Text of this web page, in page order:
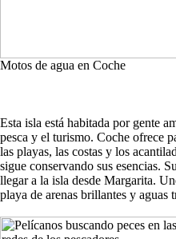
Motos de agua en Coche
Esta isla está habitada por gente
pesca y el turismo. Coche ofrece
las playas, las costas y los
sigue conservando sus esencias.
llegar a la isla desde Margarita.
playa de arenas brillantes y aguas